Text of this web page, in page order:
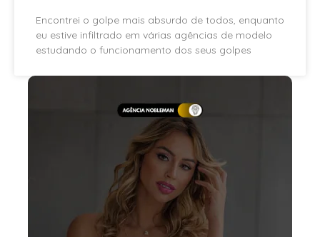
Encontrei o golpe mais absurdo de todos, enquanto
eu estive infiltrado em várias agências de modelo
estudando o funcionamento dos seus golpes